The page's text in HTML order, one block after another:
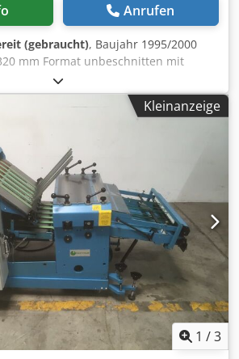
Anrufen
(gebraucht), Baujahr 1995/2000
mm Format unbeschnitten mit
320 mm Format unbeschnitten ohne
290 mm Format beschnitten mit
300 mm min 148 x 75 mm Leistung max
279 • 1 Falzanleger 1529 Heftstation •
Abspulvorrichtung •
Minus • 2 Heftköpfe HK 75 Trimmer
• Trimmer 360 • Messer • 2 Satz
Kleinanzeige
1 /3